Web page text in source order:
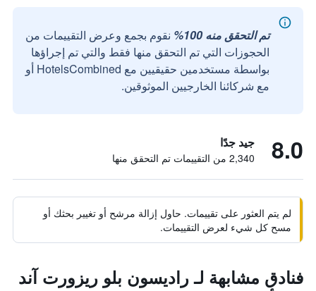
تم التحقق منه 100%
نقوم بجمع وعرض التقييمات من
الحجوزات التي تم التحقق منها فقط والتي تم إجراؤها
بواسطة مستخدمين حقيقيين مع HotelsCombined أو
مع شركائنا الخارجيين الموثوقين.
8.0 جيد جدًا
2,340 من التقييمات تم التحقق منها
لم يتم العثور على تقييمات. حاول إزالة مرشح أو تغيير بحثك أو
مسح كل شيء لعرض التقييمات.
فنادق مشابهة لـ راديسون بلو ريزورت آند